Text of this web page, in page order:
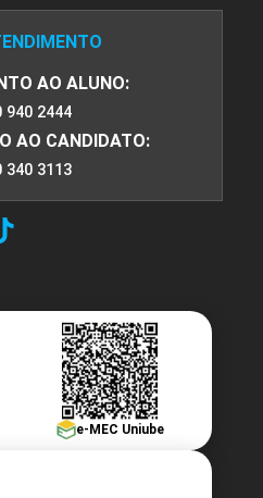
AO ALUNO:
940 2444
AO CANDIDATO:
340 3113
e-MEC Uniube